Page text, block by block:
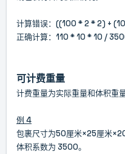
计算错误：((100 * 2 * 2) +
正确计算：110 * 10 * 10 /
可计费重量
计费重量为实际重量和体积重
例 4
包裹尺寸为50厘米×25厘米
体积系数为 3500。